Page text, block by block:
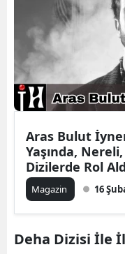
Aras Bulut
Yaşında,
Dizilerde Rol
Magazin 16
Deha Dizisi İle